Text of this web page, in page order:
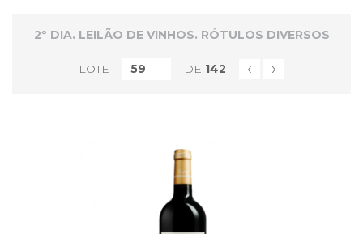
2º DIA. LEILÃO DE VINHOS. RÓTULOS DIVERSOS
LOTE DE 142 ‹ ›